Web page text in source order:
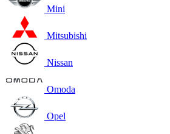
Mini
Mitsubishi
Nissan
Omoda
Opel